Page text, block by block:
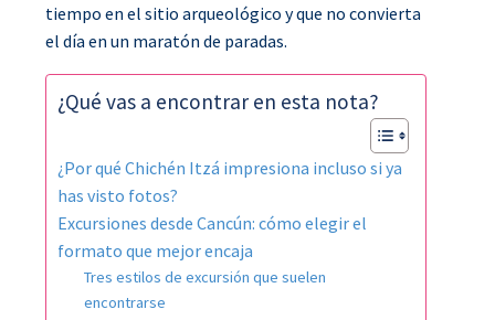
tiempo en el sitio arqueológico y que no convierta
el día en un maratón de paradas.
¿Qué vas a encontrar en esta nota?
¿Por qué Chichén Itzá impresiona incluso si ya
has visto fotos?
Excursiones desde Cancún: cómo elegir el
formato que mejor encaja
Tres estilos de excursión que suelen
encontrarse